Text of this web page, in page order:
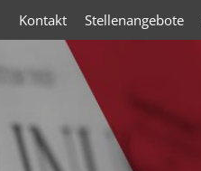
Kontakt Stellenangebote